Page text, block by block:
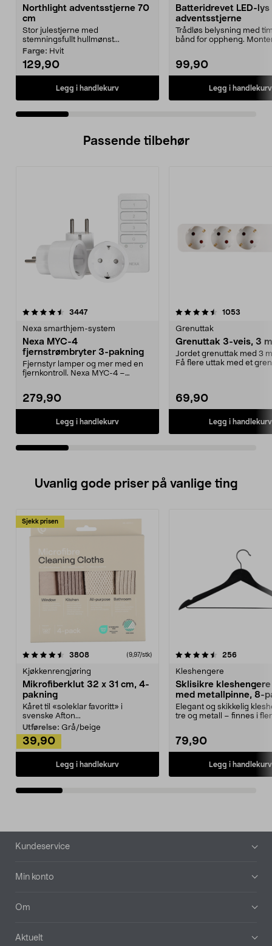
Northlight adventsstjerne 70
cm
Stor julestjerne med
stemningsfullt hullmønst...
Farge: Hvit
129,90
Legg i handlekurv
Batteridrevet LED-lys
adventsstjerne
Trådløs belysning med
bånd for oppheng.
99,90
Legg i handlekurv
Passende tilbehør
3447anmeldelser
Nexa smarthjem-system
Nexa MYC-4
fjernstrømbryter 3-pakning
Fjernstyr lamper og mer med en
fjernkontroll. Nexa MYC-4 –
279,90
Legg i handlekurv
4.5av 5 stjerner 1053
Grenuttak
Grenuttak 3-veis, 3
Jordet grenuttak med 3
Få flere uttak med et
69,90
Legg i handlekurv
4.0av 5 stjerner
Uvanlig gode priser på vanlige ting
Sjekk prisen
3808anmeldelser(9,97/stk)
Kjøkkenrengjøring
Mikrofiberklut 32 x 31 cm, 4-
pakning
Kåret til «soleklar favoritt» i
svenske Afton...
Utførelse: Grå/beige
39,90
Legg i handlekurv
4.5av 5 stjerner 256
Kleshengere
Sklisikre
med metallpinne, 8-
Elegant og skikkelig
tre og metall – finnes i
79,90
Legg i handlekurv
4.5av 5 stjerner
Bunntekst
Kundeservice
Min konto
Om
Aktuelt